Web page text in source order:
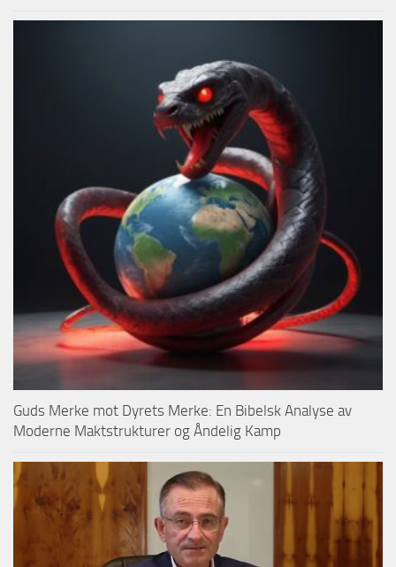
Guds Merke mot Dyrets Merke: En Bibelsk Analyse av
Moderne Maktstrukturer og Åndelig Kamp